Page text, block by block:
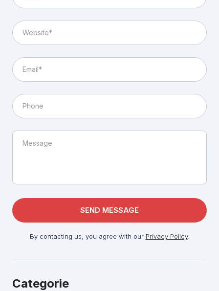
By contacting us, you agree with our Privacy Policy.
Categorie